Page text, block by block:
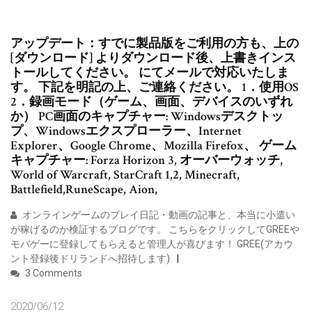
アップデート：すでに製品版をご利用の方も、上の
[ダウンロード] よりダウンロード後、上書きインス
トールしてください。 にてメールで対応いたしま
す。 下記を明記の上、ご連絡ください。 1．使用OS
2．録画モード（ゲーム、画面、デバイスのいずれ
か） PC画面のキャプチャー: Windowsデスクトッ
プ、Windowsエクスプローラー、Internet
Explorer、Google Chrome、Mozilla Firefox、 ゲーム
キャプチャー: Forza Horizon 3, オーバーウォッチ,
World of Warcraft, StarCraft 1,2, Minecraft,
Battlefield,RuneScape, Aion,
オンラインゲームのプレイ日記・動画の記事と、本当に小遣い
が稼げるのか検証するブログです。 こちらをクリックしてGREEや
モバゲーに登録してもらえると管理人が喜びます！ GREE(アカウ
ント登録後ドリランドへ招待します)
3 Comments
2020/06/12